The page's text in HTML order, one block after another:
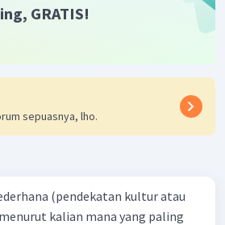
GRATIS!
sepuasnya, lho.
(pendekatan kultur atau
kalian mana yang paling